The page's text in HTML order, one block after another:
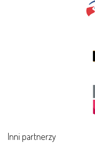
Inni partnerzy